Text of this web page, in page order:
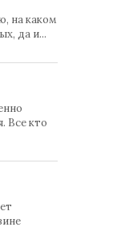
на каком
да и...
Все кто